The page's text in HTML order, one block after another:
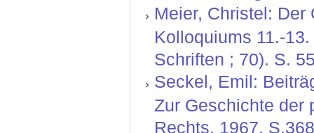
Meier, Christel:
Kolloquiums 11.-
Schriften ; 70). S.
Seckel, Emil:
Zur Geschichte der
Rechts. 1967. S.368